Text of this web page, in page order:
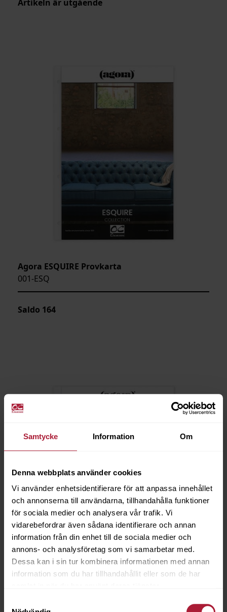
Samtycke Information Om
Denna webbplats använder cookies
Vi använder enhetsidentifierare för att anpassa innehållet
och annonserna till användarna, tillhandahålla funktioner
för sociala medier och analysera vår trafik. Vi
vidarebefordrar även sådana identifierare och annan
information från din enhet till de sociala medier och
annons- och analysföretag som vi samarbetar med.
Dessa kan i sin tur kombinera informationen med annan
information som du har tillhandahållit eller som de har
Artikeln är utgående
Agora ESQUIRE Provkarta
001-ESQ
Saldo 164